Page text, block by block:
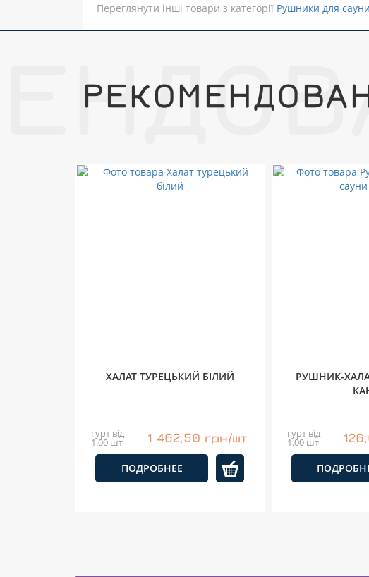
Переглянути інші товари з категорії Рушники для сауни
ХАЛАТ ТУРЕЦЬКИЙ БІЛИЙ
гурт від
1.00 шт 1 462,50 грн/шт
ПОДРОБНЕЕ
РУШНИК-
гурт від
1.00 шт